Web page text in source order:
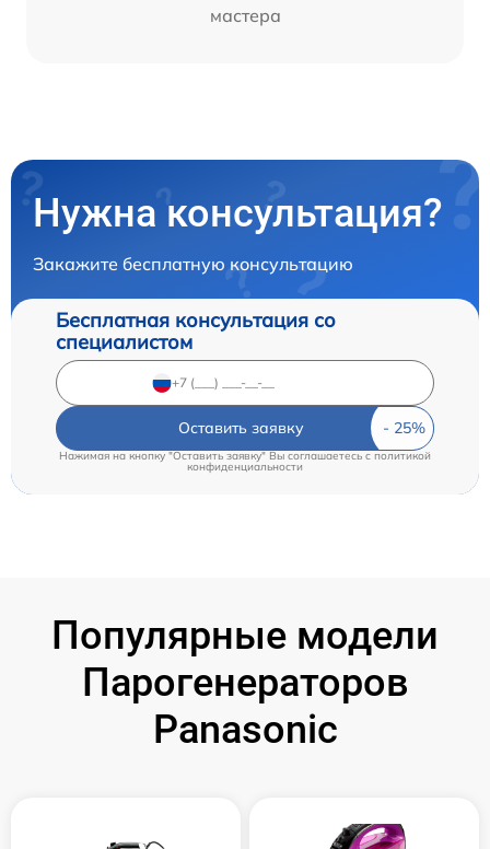
мастера
Нужна консультация?
Закажите бесплатную консультацию
Бесплатная консультация со
специалистом
Оставить заявку
Нажимая на кнопку "Оставить заявку" Вы соглашаетесь cполитикой
конфиденциальности
Популярные модели
Парогенераторов
Panasonic